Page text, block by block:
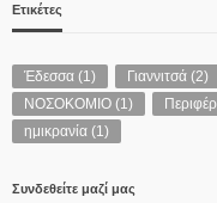
Ετικέτες
Έδεσσα (1) Γιαννιτσά (2)
ΝΟΣΟΚΟΜΙΟ (1)
ημικρανία (1)
Συνδεθείτε μαζί μας